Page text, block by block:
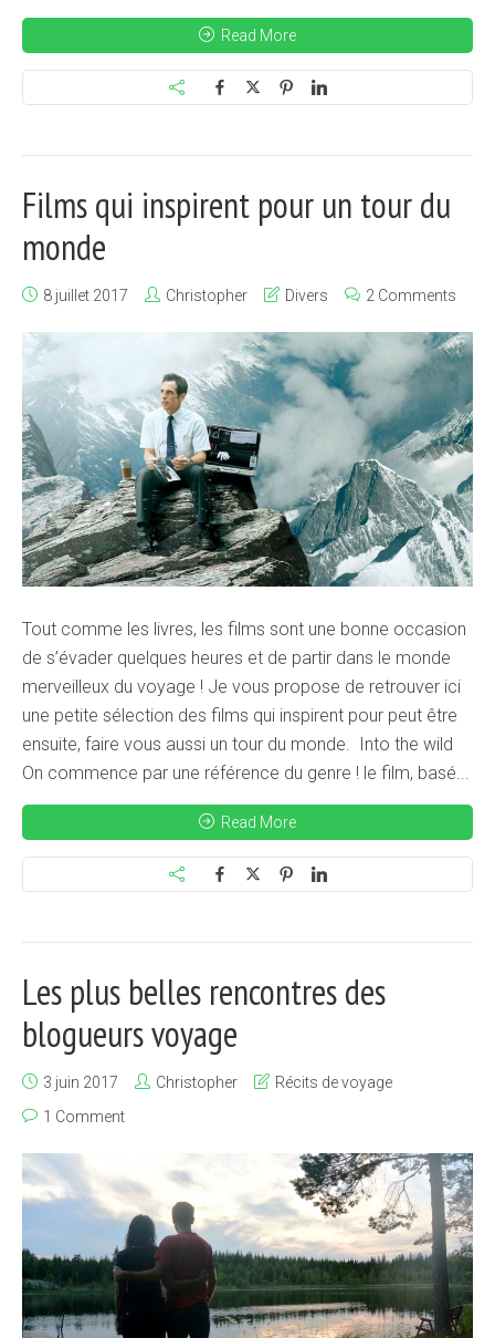
Read More
Films qui inspirent pour un tour du
monde
8 juillet 2017 Christopher Divers 2 Comments
Tout comme les livres, les films sont une bonne occasion
de s’évader quelques heures et de partir dans le monde
merveilleux du voyage ! Je vous propose de retrouver ici
une petite sélection des films qui inspirent pour peut être
ensuite, faire vous aussi un tour du monde. Into the wild
On commence par une référence du genre ! le film, basé...
Read More
Les plus belles rencontres des
blogueurs voyage
3 juin 2017 Christopher
Récits de voyage
1 Comment